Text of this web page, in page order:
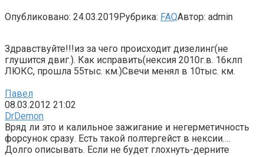
Опубликовано: 24.03.2019Рубрика: FAQАвтор: admin
Здравствуйте!!!из за чего происходит дизелинг(не
глушится двиг.). Как исправить(нексия 2010г.в. 16клп
ЛЮКС, прошла 55тыс. км.)Свечи менял в 10тыс. км.
Павел
08.03.2012 21:02
DrDemon
Вряд ли это и калильное зажигание и негерметичность
форсунок сразу. Есть такой полтергейст в нексии….
Долго описывать. Если не будет глохнуть-дерните